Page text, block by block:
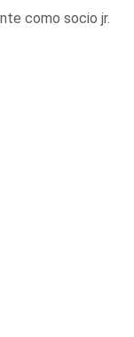
como socio jr.